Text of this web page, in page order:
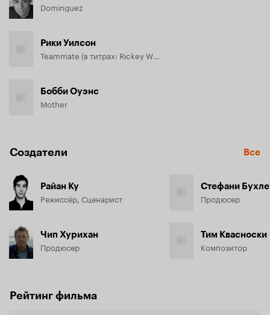
Dominguez
Рики Уилсон
Teammate (в титрах: Rickey Wilson)
Бобби Оуэнс
Mother
Создатели Все
Райан Ку
Режиссёр, Сценарист
Чип Хурихан
Продюсер
Стефани Бухле
Продюсер
Тим Квасноски
Композитор
Рейтинг фильма